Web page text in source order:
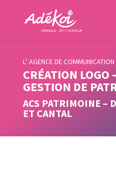
L’ AGENCE DE
CRÉATION LOGO
GESTION DE
ACS PATRIMOINE –
ET CANTAL